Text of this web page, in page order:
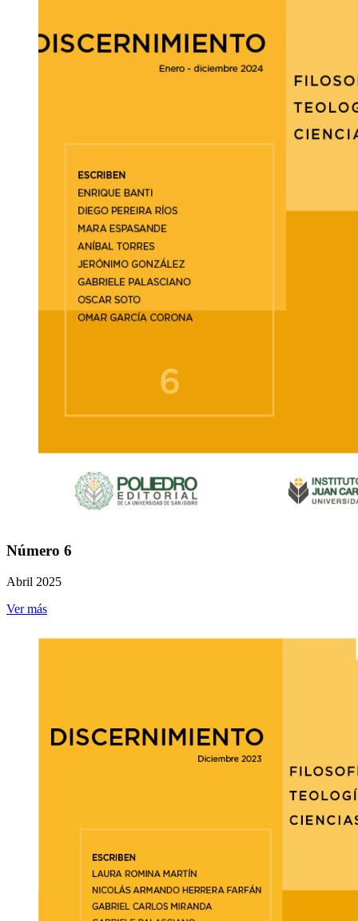
Número 6
Abril 2025
Ver más